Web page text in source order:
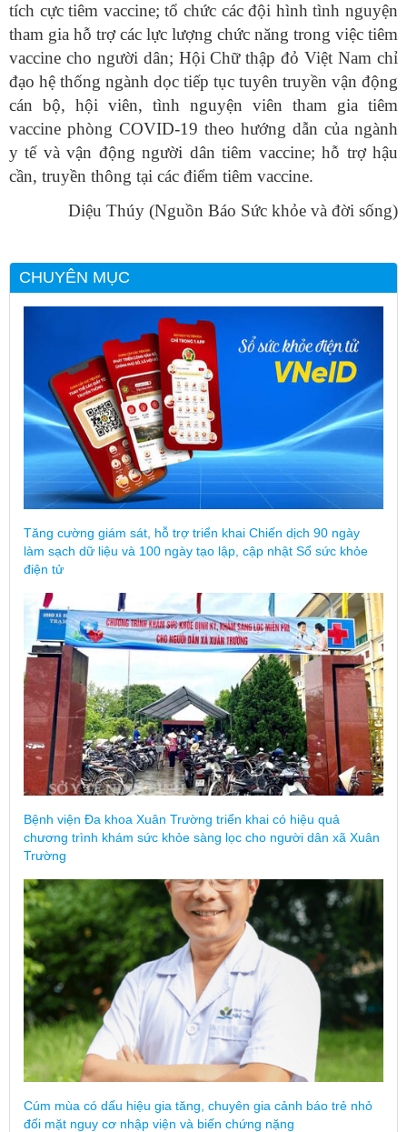
tích cực tiêm vaccine; tổ chức các đội hình tình nguyện
tham gia hỗ trợ các lực lượng chức năng trong việc tiêm
vaccine cho người dân; Hội Chữ thập đỏ Việt Nam chỉ
đạo hệ thống ngành dọc tiếp tục tuyên truyền vận động
cán bộ, hội viên, tình nguyện viên tham gia tiêm
vaccine phòng COVID-19 theo hướng dẫn của ngành
y tế và vận động người dân tiêm vaccine; hỗ trợ hậu
cần, truyền thông tại các điểm tiêm vaccine.
Diệu Thúy (Nguồn Báo Sức khỏe và đời sống)
CHUYÊN MỤC
Tăng cường giám sát, hỗ trợ triển khai Chiến dịch 90 ngày
làm sạch dữ liệu và 100 ngày tạo lập, cập nhật Sổ sức khỏe
điện tử
Bệnh viện Đa khoa Xuân Trường triển khai có hiệu quả
chương trình khám sức khỏe sàng lọc cho người dân xã Xuân
Trường
Cúm mùa có dấu hiệu gia tăng, chuyên gia cảnh báo trẻ nhỏ
đối mặt nguy cơ nhập viện và biến chứng nặng